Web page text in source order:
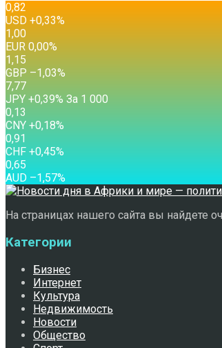
0,82
USD +0,33%
1,00
EUR 0,00%
1,15
GBP –1,03%
7,77
JPY +0,39% За 1 000
0,13
CNY +0,18%
0,91
CHF +0,45%
0,65
AUD –1,57%
На страницах нашего сайта вы найдете
Категории
Бизнес
Интернет
Культура
Недвижимость
Новости
Общество